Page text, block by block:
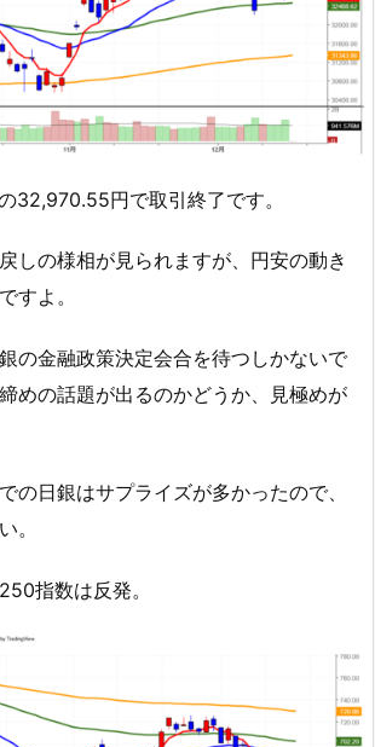
32,970.55円で取引終了です。
しの様相が見られますが、円安の動き
すよ。
の金融政策決定会合を待つしかないで
めの話題が出るのかどうか、見極めが
の日銀はサプライズが多かったので、
。
指数は反発。